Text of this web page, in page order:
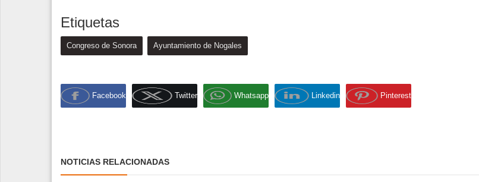
Etiquetas
Congreso de Sonora Ayuntamiento de Nogales
Facebook Twitter Whatsapp Linkedin Pinterest
NOTICIAS RELACIONADAS